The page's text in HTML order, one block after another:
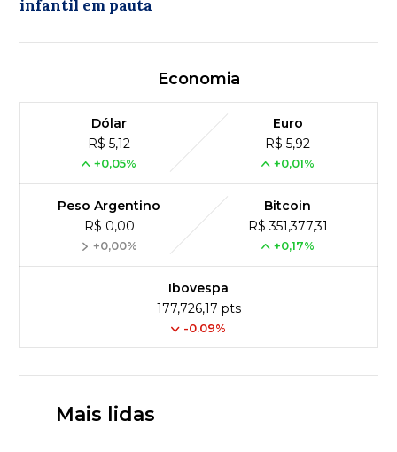
infantil em pauta
Economia
Dólar
R$ 5,12
+0,05%
Euro
R$ 5,92
+0,01%
Peso Argentino
R$ 0,00
+0,00%
Bitcoin
R$ 351,377,31
+0,17%
Ibovespa
177,726,17 pts
-0.09%
Mais lidas